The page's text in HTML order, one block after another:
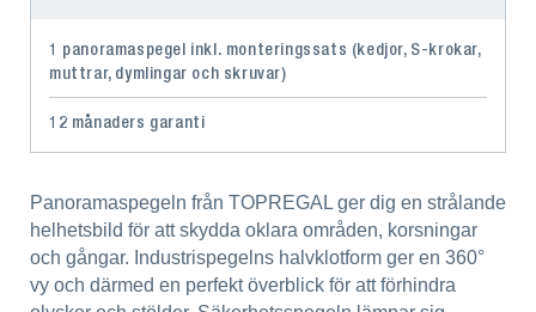
1 panoramaspegel inkl. monteringssats (kedjor, S-krokar,
muttrar, dymlingar och skruvar)
12 månaders garanti
Panoramaspegeln från TOPREGAL ger dig en strålande
helhetsbild för att skydda oklara områden, korsningar
och gångar. Industrispegelns halvklotform ger en 360°
vy och därmed en perfekt överblick för att förhindra